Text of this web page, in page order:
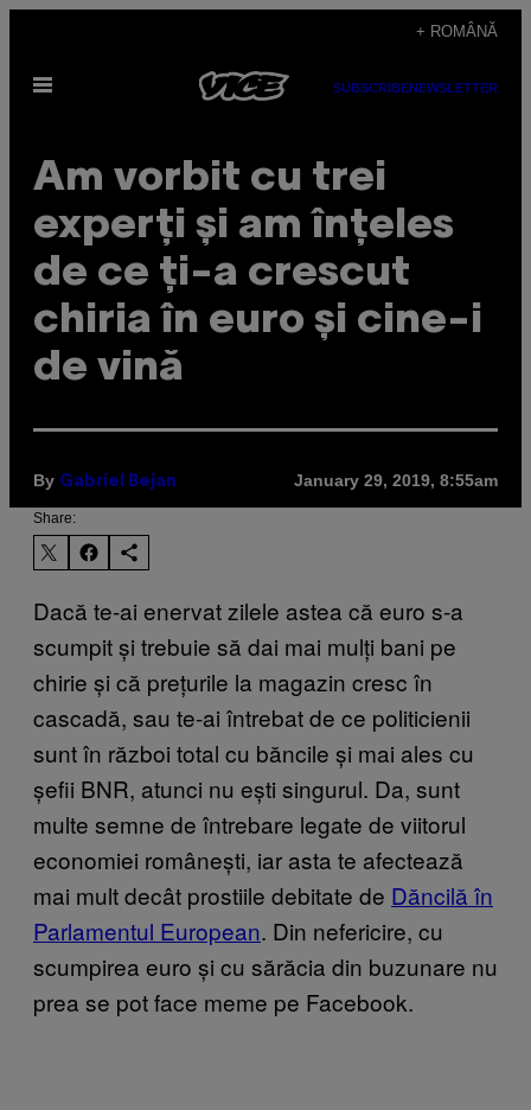
content
+ ROMÂNĂ
Open
SUBSCRIBENEWSLETTER
Am vorbit cu trei
experți și am înțeles
de ce ți-a crescut
chiria în euro și cine-i
de vină
By Gabriel Bejan January 29, 2019, 8:55am
Share:
Dacă te-ai enervat zilele astea că euro s-a
scumpit și trebuie să dai mai mulți bani pe
chirie și că prețurile la magazin cresc în
cascadă, sau te-ai întrebat de ce politicienii
sunt în război total cu băncile și mai ales cu
șefii BNR, atunci nu ești singurul. Da, sunt
multe semne de întrebare legate de viitorul
economiei românești, iar asta te afectează
mai mult decât prostiile debitate de Dăncilă în
Parlamentul European. Din nefericire, cu
scumpirea euro și cu sărăcia din buzunare nu
prea se pot face meme pe Facebook.